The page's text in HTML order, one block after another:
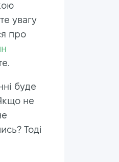
увагу
про
буде
не
Тоді